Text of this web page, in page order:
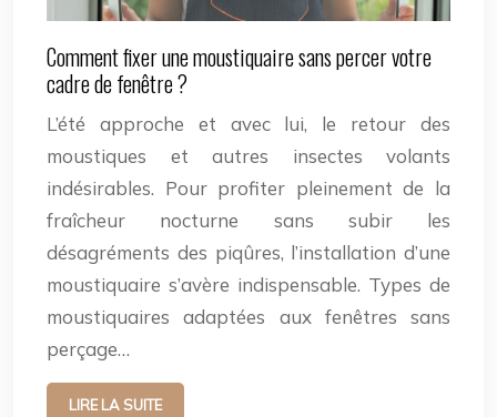
Comment fixer une moustiquaire sans percer votre
cadre de fenêtre ?
L’été approche et avec lui, le retour des
moustiques et autres insectes volants
indésirables. Pour profiter pleinement de la
fraîcheur nocturne sans subir les
désagréments des piqûres, l’installation d’une
moustiquaire s’avère indispensable. Types de
moustiquaires adaptées aux fenêtres sans
perçage…
LIRE LA SUITE